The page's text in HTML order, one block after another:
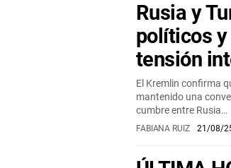
Rusia y
políticos
tensión
El Kremlin confirma
mantenido una
cumbre entre Rusia…
FABIANA RUIZ 21/08/